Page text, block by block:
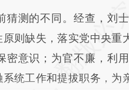
测的不同。经查，刘士
则缺失，落实党中央重
密意识；为官不廉，利
统工作和提拔职务，为